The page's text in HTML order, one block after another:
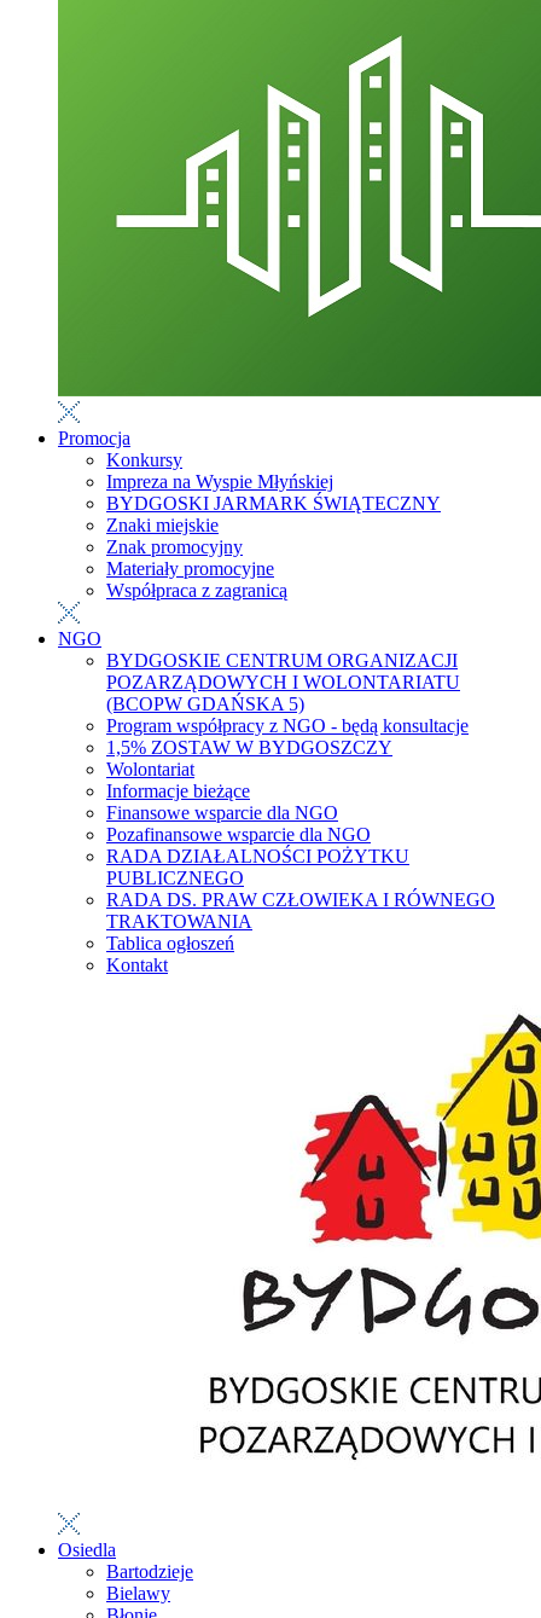
Promocja
Konkursy
Impreza na Wyspie Młyńskiej
BYDGOSKI JARMARK ŚWIĄTECZNY
Znaki miejskie
Znak promocyjny
Materiały promocyjne
Współpraca z zagranicą
NGO
BYDGOSKIE CENTRUM ORGANIZACJI
POZARZĄDOWYCH I WOLONTARIATU
(BCOPW GDAŃSKA 5)
Program współpracy z NGO - będą konsultacje
1,5% ZOSTAW W BYDGOSZCZY
Wolontariat
Informacje bieżące
Finansowe wsparcie dla NGO
Pozafinansowe wsparcie dla NGO
RADA DZIAŁALNOŚCI POŻYTKU
PUBLICZNEGO
RADA DS. PRAW CZŁOWIEKA I RÓWNEGO
TRAKTOWANIA
Tablica ogłoszeń
Kontakt
Osiedla
Bartodzieje
Bielawy